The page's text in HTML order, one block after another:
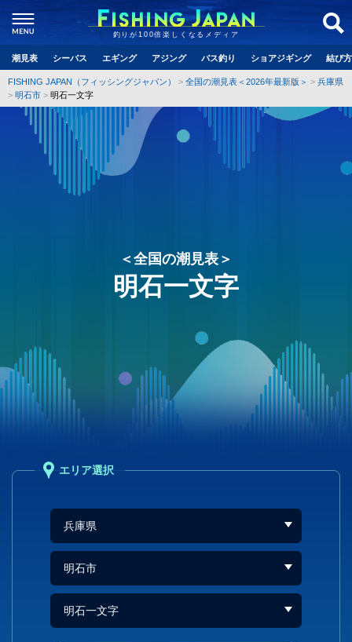
釣りが100倍楽しくなるメディア
潮見表 シーバス エギング アジング バス釣り ショアジギング 結び
FISHING JAPAN（フィッシングジャパン） 全国の潮見表＜2026年最新版＞
兵庫県
明石市
明石一文字
＜全国の潮見表＞
明石一文字
エリア選択